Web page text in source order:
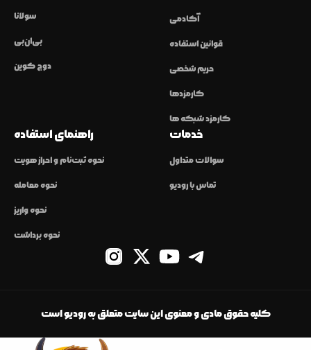
سولانا
بی‌ان‌بی
دوج کوین
آکادمی
قوانین استفاده
حریم شخصی
کارمزدها
کارمزد شبکه ها
راهنمای استفاده
نحوه ثبت‌نام و احراز هویت
نحوه معامله
نحوه واریز
نحوه برداشت
خدمات
سوالات متداول
تماس با رودیو
کلیه حقوق مادی و معنوی این سایت متعلق به رودیو است